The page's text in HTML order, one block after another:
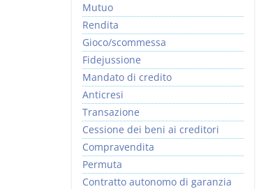
Mutuo
Rendita
Gioco/scommessa
Fidejussione
Mandato di credito
Anticresi
Transazione
Cessione dei beni ai creditori
Compravendita
Permuta
Contratto autonomo di garanzia